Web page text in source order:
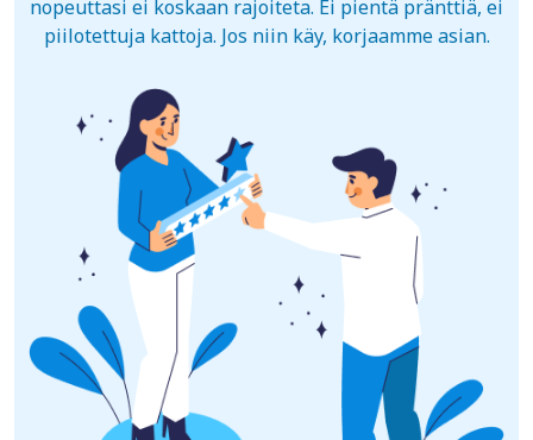
nopeuttasi ei koskaan rajoiteta. Ei pientä pränttiä, ei
piilotettuja kattoja. Jos niin käy, korjaamme asian.